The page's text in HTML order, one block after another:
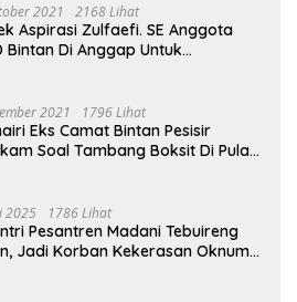
2021 2168 Lihat
Aspirasi Zulfaefi. SE Anggota
Bintan Di Anggap Untuk
2021 1796 Lihat
Eks Camat Bintan Pesisir
Soal Tambang Boksit Di Pulau
2025 1786 Lihat
Pesantren Madani Tebuireng
Jadi Korban Kekerasan Oknum